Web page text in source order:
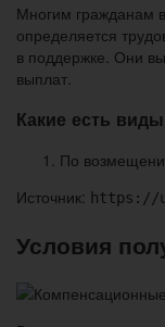
Многим гражданам
определяется
в поддержке. Они
выплат.
Какие есть
По
Источник: https://
Условия